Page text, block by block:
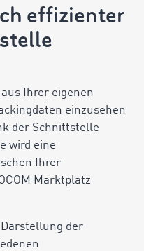
effizienter
Ihrer eigenen
einzusehen
der Schnittstelle
wird eine
Ihrer
Marktplatz
der